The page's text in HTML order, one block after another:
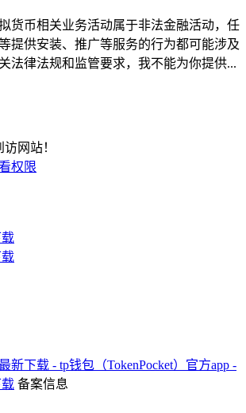
货币相关业务活动属于非法金融活动，任
提供安装、推广等服务的行为都可能涉及
法律法规和监管要求，我不能为你提供...
网站！
权限
新下载 - tp钱包（TokenPocket）官方app -
备案信息